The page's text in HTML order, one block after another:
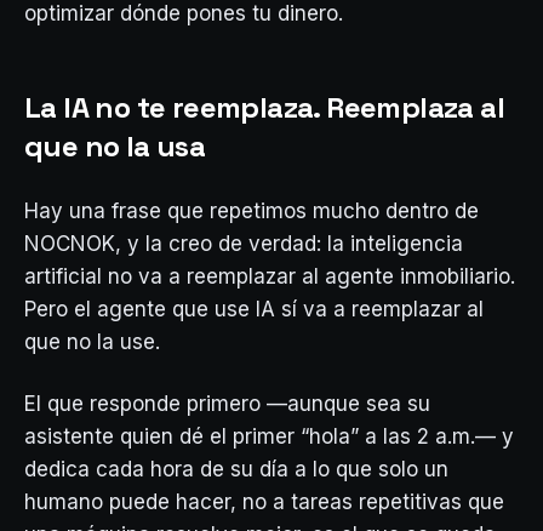
optimizar dónde pones tu dinero.
La IA no te reemplaza. Reemplaza al
que no la usa
Hay una frase que repetimos mucho dentro de
NOCNOK, y la creo de verdad: la inteligencia
artificial no va a reemplazar al agente inmobiliario.
Pero el agente que use IA sí va a reemplazar al
que no la use.
El que responde primero —aunque sea su
asistente quien dé el primer “hola” a las 2 a.m.— y
dedica cada hora de su día a lo que solo un
humano puede hacer, no a tareas repetitivas que